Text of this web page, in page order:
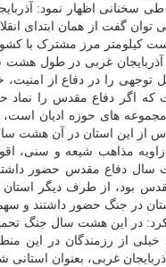
سخنانی اظهار نمود:
گفت از همان ابتدای
کیلومتر مرز مشترک
توجهی را در دفاع از
که اگر دفاع مقدس را
های حوزه ادیان
از این استان در آن هشت
مذاهب شیعه و سنی،
سال دفاع مقدس حضور
بود، از طرف دیگر استان
در جنگ حضور داشتند و سهم
از رزمندگان در این
غربی، بعنوان